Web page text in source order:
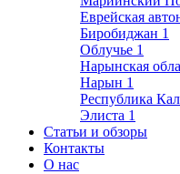
Еврейская
Биробиджан 1
Облучье 1
Нарынская
Нарын 1
Республика
Элиста 1
Статьи и обзоры
Контакты
О нас